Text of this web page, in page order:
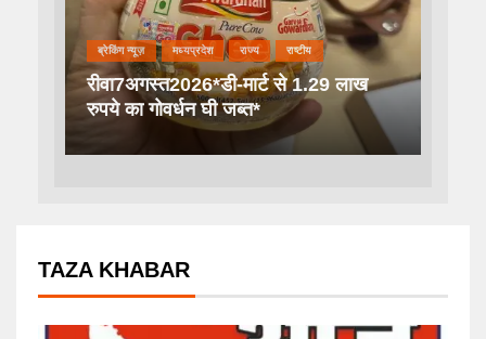
ब्रेकिंग न्यूज़ मध्यप्रदेश राज्य राष्टीय
रीवा7अगस्त2026*डी-मार्ट से 1.29 लाख
रुपये का गोवर्धन घी जब्त*
TAZA KHABAR